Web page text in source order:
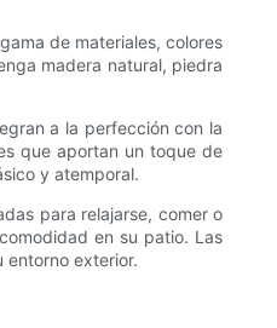
de materiales, colores
madera natural, piedra
a la perfección con la
que aportan un toque de
y atemporal.
para relajarse, comer o
en su patio. Las
entorno exterior.